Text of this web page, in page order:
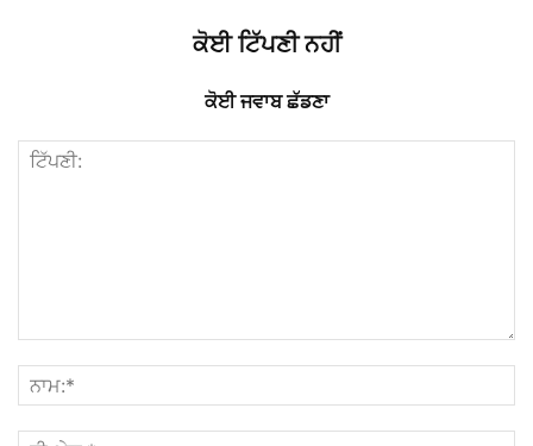
ਕੋਈ ਟਿੱਪਣੀ ਨਹੀਂ
ਕੋਈ ਜਵਾਬ ਛੱਡਣਾ